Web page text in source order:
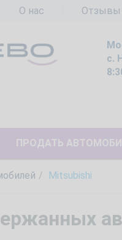
О нас Отзывы
с.
ПРОДАТЬ
Mitsubishi